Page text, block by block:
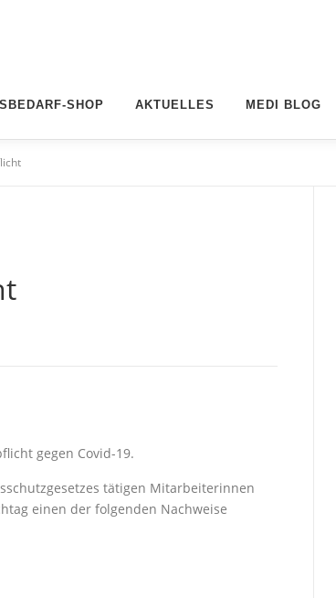
SHOP AKTUELLES MEDI BLOG
gegen Covid-19.
tätigen Mitarbeiterinnen
einen der folgenden Nachweise